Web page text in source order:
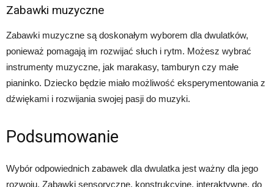
Zabawki muzyczne
Zabawki muzyczne są doskonałym wyborem dla dwulatków,
ponieważ pomagają im rozwijać słuch i rytm. Możesz wybrać
instrumenty muzyczne, jak marakasy, tamburyn czy małe
pianinko. Dziecko będzie miało możliwość eksperymentowania z
dźwiękami i rozwijania swojej pasji do muzyki.
Podsumowanie
Wybór odpowiednich zabawek dla dwulatka jest ważny dla jego
rozwoju. Zabawki sensoryczne, konstrukcyjne, interaktywne, do